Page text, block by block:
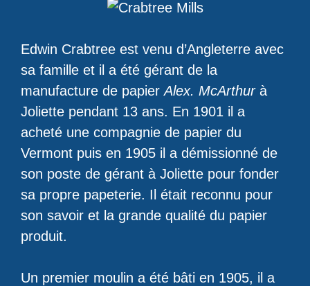
Edwin Crabtree est venu d’Angleterre avec
sa famille et il a été gérant de la
manufacture de papierAlex. McArthurà
Joliette pendant 13 ans. En 1901 il a
acheté une compagnie de papier du
Vermont puis en 1905 il a démissionné de
son poste de gérant à Joliette pour fonder
sa propre papeterie. Il était reconnu pour
son savoir et la grande qualité du papier
produit.
Un premier moulin a été bâti en 1905, il a